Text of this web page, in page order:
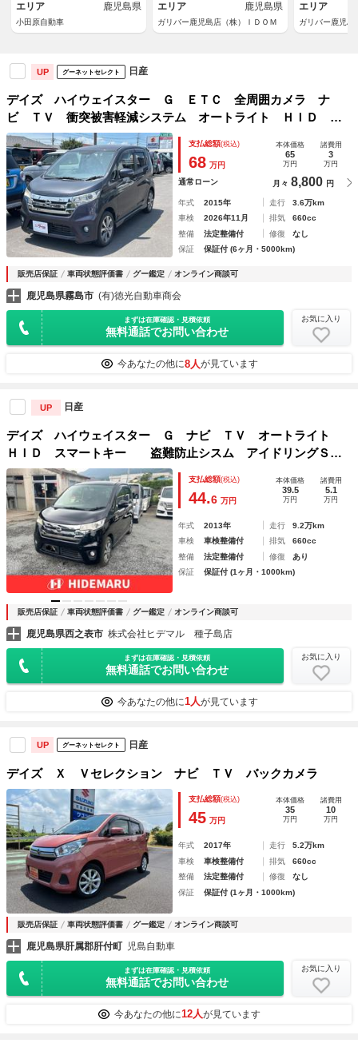
エリア
鹿児島県
小田原自動車
エリア
鹿児島県
ガリバー鹿児島店（株）ＩＤＯＭ
エリア
ガリバー鹿児島
UP グーネットセレクト 日産
デイズ ハイウェイスター Ｇ ＥＴＣ 全周囲カメラ ナ
ビ ＴＶ 衝突被害軽減システム オートライト ＨＩＤ ス
マートキー アイドリングストップ 電動格納ミラー ベンチ
シート ＣＶＴ 盗難防止システム ＡＢＳ ＥＳＣ ＣＤ
支払総額(税込)
68 万円
本体価格
65
万円
諸費用
3
万円
通常ローン 月々 8,800 円
年式 2015年 走行
3.6万km
車検
2026年11月 排気
660cc
整備
法定整備付 修復
なし
保証
保証付 (6ヶ月・5000km)
販売店保証 車両状態評価書 グー鑑定 オンライン商談可
鹿児島県霧島市 (有)徳光自動車商会
まずは在庫確認・見積依頼
無料通話でお問い合わせ
お気に入り
今あなたの他に8人が見ています
UP 日産
デイズ ハイウェイスター Ｇ ナビ ＴＶ オートライト
ＨＩＤ スマートキー 盗難防止シスム アイドリングＳＴ
ＯＰ スマートキ－ 助手席エアバッグ セキュリティアラー
ム ＡＵＴＯエアコン ＴＶナビ ＡＷ パワーステアリング
支払総額(税込)
44.6 万円
本体価格
39.5
万円
諸費用
5.1
万円
年式 2013年 走行
9.2万km
車検
車検整備付 排気
660cc
整備
法定整備付 修復
あり
保証
保証付 (1ヶ月・1000km)
販売店保証 車両状態評価書 グー鑑定 オンライン商談可
鹿児島県西之表市 株式会社ヒデマル 種子島店
まずは在庫確認・見積依頼
無料通話でお問い合わせ
お気に入り
今あなたの他に1人が見ています
UP グーネットセレクト 日産
デイズ Ｘ Ｖセレクション ナビ ＴＶ バックカメラ
支払総額(税込)
45 万円
本体価格
35
万円
諸費用
10
万円
年式 2017年 走行
5.2万km
車検
車検整備付 排気
660cc
整備
法定整備付 修復
なし
保証
保証付 (1ヶ月・1000km)
販売店保証 車両状態評価書 グー鑑定 オンライン商談可
鹿児島県肝属郡肝付町 児島自動車
まずは在庫確認・見積依頼
無料通話でお問い合わせ
お気に入り
今あなたの他に12人が見ています